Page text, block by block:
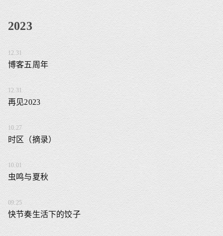
2023
12.31
博客五周年
12.31
再见2023
10.27
时区（摘录）
10.01
虫鸣与夏秋
09.25
快节奏生活下的饺子